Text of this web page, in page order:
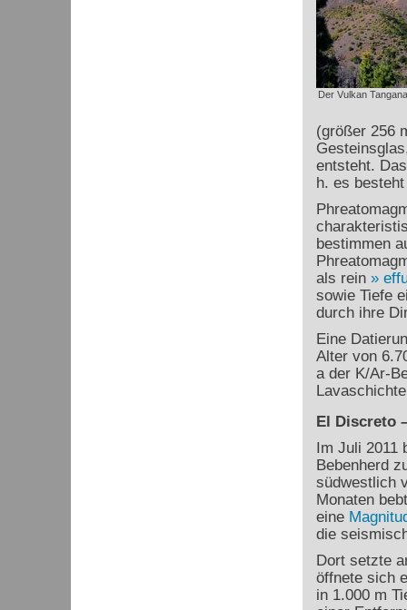
Der Vulkan
(größer 256
entsteht.
h. es
bestimmen
als rein
sowie Tiefe
durch ihre
Eine
Alter von
a der K/Ar-
El Discreto
Im Juli 2011
Bebenherd
südwestlich
Monaten
eine
die
Dort setzte
öffnete sich
in 1.000 m